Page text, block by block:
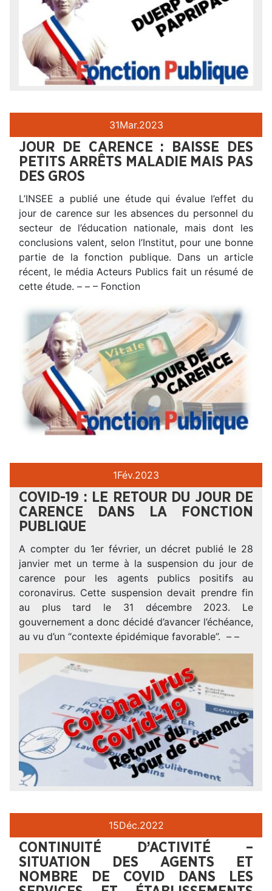
31Mar.2023
JOUR DE CARENCE : BAISSE DES
PETITS ARRÊTS MALADIE MAIS PAS
DES GROS
L’INSEE a publié une étude qui évalue l’effet du
jour de carence sur les absences du personnel du
secteur de l’éducation nationale, mais dont les
conclusions valent, selon l’Institut, pour une bonne
partie de la fonction publique. Dans un article
récent, le média Acteurs Publics fait un résumé de
cette étude. – – – Fonction
1Fév.2023
COVID-19 : LE RETOUR DU JOUR DE
CARENCE DANS LA FONCTION
PUBLIQUE
A compter du 1er février, un décret publié le 28
janvier met un terme à la suspension du jour de
carence pour les agents publics positifs au
coronavirus. Cette suspension devait prendre fin
au plus tard le 31 décembre 2023. Le
gouvernement a donc décidé d’avancer l’échéance,
au vu d’un “contexte épidémique favorable”. – –
15Déc.2022
CONTINUITÉ D’ACTIVITÉ –
SITUATION DES AGENTS ET
NOMBRE DE COVID DANS LES